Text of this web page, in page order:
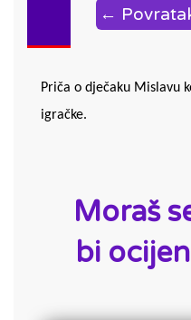
←
Priča o dječaku Mislavu
igračke.
Moraš
bi